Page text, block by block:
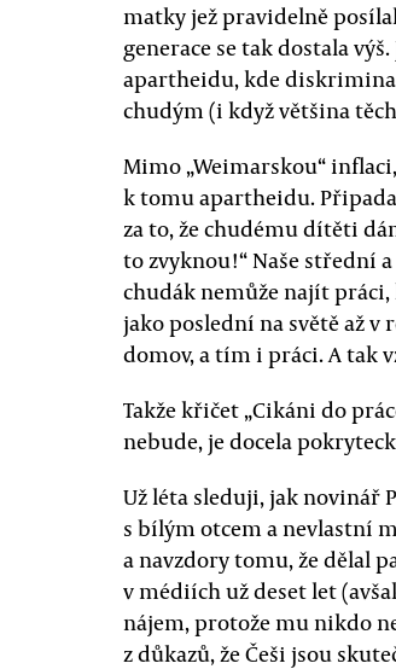
matky jež pravidelně
generace se tak dostala
apartheidu, kde
chudým (i když většina
Mimo „Weimarskou“
k tomu apartheidu.
za to, že chudému dítěti
to zvyknou!“ Naše střední
chudák nemůže najít
jako poslední na světě až v
domov, a tím i práci. A tak
Takže křičet „Cikáni do
nebude, je docela
Už léta sleduji, jak novinář
s bílým otcem a nevlastní
a navzdory tomu, že dělal
v médiích už deset let
nájem, protože mu nikdo
z důkazů, že Češi jsou